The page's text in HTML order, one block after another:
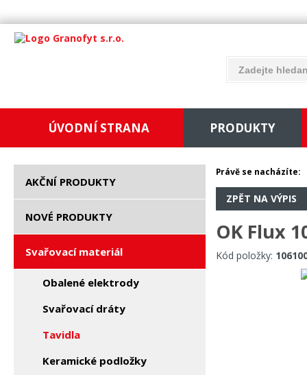
ÚVODNÍ STRANA PRODUKTY
AKČNÍ PRODUKTY
NOVÉ PRODUKTY
Svařovací materiál
Obalené elektrody
Svařovací dráty
Tavidla
Keramické podložky
Právě se nacházíte:
ZPĚT NA VÝPIS
OK Flux
Kód položky: